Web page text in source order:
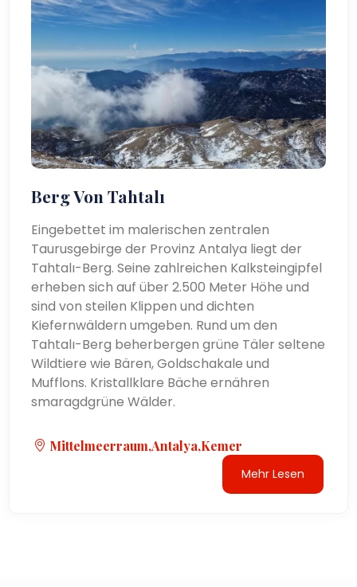
Berg Von Tahtalı
Eingebettet im malerischen zentralen
Taurusgebirge der Provinz Antalya liegt der
Tahtalı-Berg. Seine zahlreichen Kalksteingipfel
erheben sich auf über 2.500 Meter Höhe und
sind von steilen Klippen und dichten
Kiefernwäldern umgeben. Rund um den
Tahtalı-Berg beherbergen grüne Täler seltene
Wildtiere wie Bären, Goldschakale und
Mufflons. Kristallklare Bäche ernähren
smaragdgrüne Wälder.
Mittelmeerraum,Antalya,Kemer
Mehr Lesen